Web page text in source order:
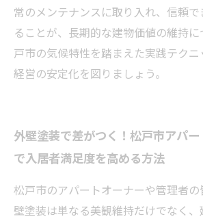
常のメンテナンスに取り入れ、信頼
ることが、長期的な建物価値の維持
戸市の気候特性を踏まえた実践テク
経営の安定化を図りましょう。
外壁塗装で差がつく！松戸市アパ
で入居者満足度を高める方法
松戸市のアパートオーナーや管理者
壁塗装は単なる美観維持だけでなく